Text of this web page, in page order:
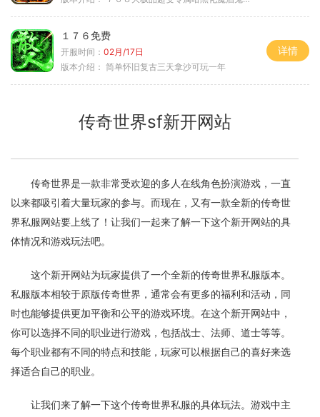
１７６免费
开服时间： 02月/17日
版本介绍： 简单怀旧复古三天拿沙可玩一年
详情
传奇世界sf新开网站
传奇世界是一款非常受欢迎的多人在线角色扮演游戏，一直
以来都吸引着大量玩家的参与。而现在，又有一款全新的传奇世
界私服网站要上线了！让我们一起来了解一下这个新开网站的具
体情况和游戏玩法吧。
这个新开网站为玩家提供了一个全新的传奇世界私服版本。
私服版本相较于原版传奇世界，通常会有更多的福利和活动，同
时也能够提供更加平衡和公平的游戏环境。在这个新开网站中，
你可以选择不同的职业进行游戏，包括战士、法师、道士等等。
每个职业都有不同的特点和技能，玩家可以根据自己的喜好来选
择适合自己的职业。
让我们来了解一下这个传奇世界私服的具体玩法。游戏中主